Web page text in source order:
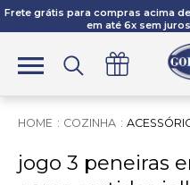
Frete grátis para compras acima
em até 6x sem
COZINHA
jogo 3 peneiras